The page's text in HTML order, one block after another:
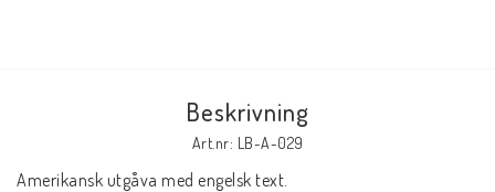
Inkl. Moms
Beskrivning
Art.nr: LB-A-029
Amerikansk utgåva med engelsk text.